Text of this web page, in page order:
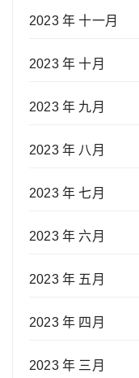
2023 年 十一月
2023 年 十月
2023 年 九月
2023 年 八月
2023 年 七月
2023 年 六月
2023 年 五月
2023 年 四月
2023 年 三月